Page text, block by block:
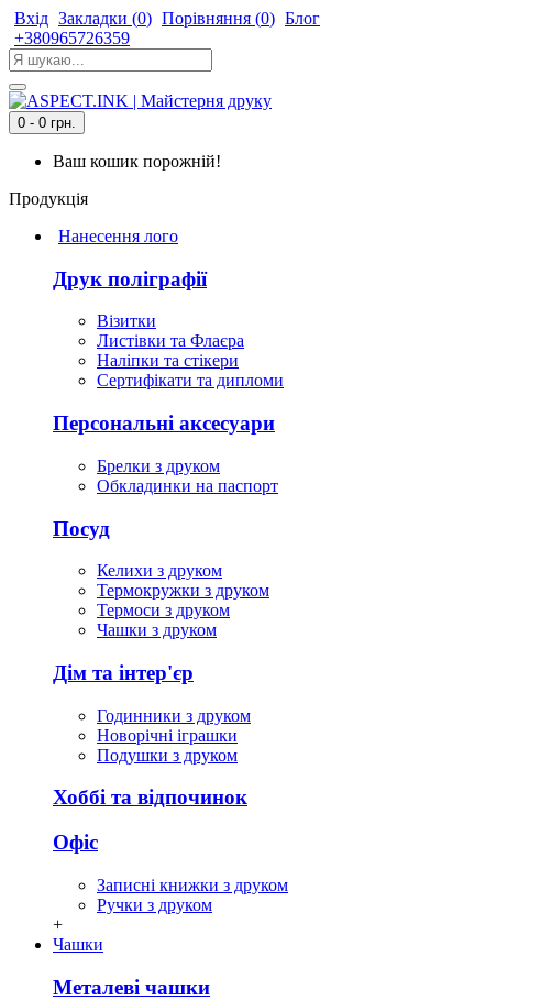
Вхід Закладки (0) Порівняння (0) Блог
+380965726359
0 - 0 грн.
Ваш кошик порожній!
Продукція
Нанесення лого
Друк поліграфії
Візитки
Листівки та Флаєра
Наліпки та стікери
Сертифікати та дипломи
Персональні аксесуари
Брелки з друком
Обкладинки на паспорт
Посуд
Келихи з друком
Термокружки з друком
Термоси з друком
Чашки з друком
Дім та інтер'єр
Годинники з друком
Новорічні іграшки
Подушки з друком
Хоббі та відпочинок
Офіс
Записні книжки з друком
Ручки з друком
+
Чашки
Металеві чашки